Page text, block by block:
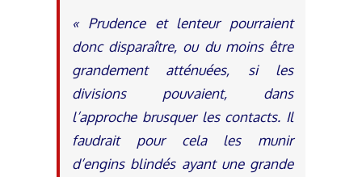
« Prudence et lenteur pourraient
donc disparaître, ou du moins être
grandement atténuées, si les
divisions pouvaient, dans
l’approche brusquer les contacts. Il
faudrait pour cela les munir
d’engins blindés ayant une grande